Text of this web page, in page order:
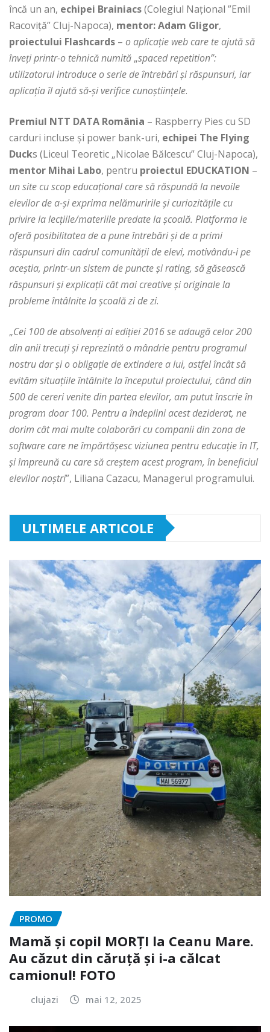
încă un an, echipei Brainiacs(Colegiul Național ”Emil
Racoviță” Cluj-Napoca), mentor: Adam Gligor,
proiectului Flashcards – o aplicație web care te ajută să
înveți printr-o tehnică numită „spaced repetition”:
utilizatorul introduce o serie de întrebări și răspunsuri, iar
aplicația îl ajută să-şi verifice cunoștiințele.
Premiul NTT DATA România – Raspberry Pies cu SD
carduri incluse şi power bank-uri, echipei The Flying
Ducks (Liceul Teoretic „Nicolae Bălcescu” Cluj-Napoca),
mentor Mihai Labo, pentru proiectul EDUCKATION –
un site cu scop educațional care să răspundă la nevoile
elevilor de a-şi exprima nelămuririle și curiozitățile cu
privire la lecțiile/materiile predate la școală. Platforma le
oferă posibilitatea de a pune întrebări și de a primi
răspunsuri din cadrul comunității de elevi, motivându-i pe
aceștia, printr-un sistem de puncte și rating, să găsească
răspunsuri și explicații cât mai creative și originale la
probleme întâlnite la școală zi de zi.
„Cei 100 de absolvenţi ai ediţiei 2016 se adaugă celor 200
din anii trecuţi şi reprezintă o mândrie pentru programul
nostru dar şi o obligaţie de extindere a lui, astfel încât să
evităm situaţiile întâlnite la începutul proiectului, când din
500 de cereri venite din partea elevilor, am putut înscrie în
program doar 100. Pentru a îndeplini acest deziderat, ne
dorim cât mai multe colaborări cu companii din zona de
software care ne împărtășesc viziunea pentru educație în IT,
şi împreună cu care să creștem acest program, în beneficiul
elevilor noştri”, Liliana Cazacu, Managerul programului.
ULTIMELE ARTICOLE
PROMO
Mamă și copil MORȚI la Ceanu Mare.
Au căzut din căruță și i-a călcat
camionul! FOTO
clujazi mai 12, 2025